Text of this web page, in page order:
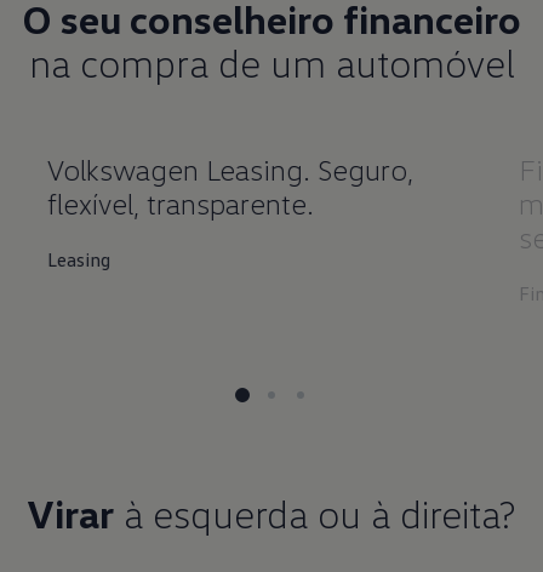
O seu conselheiro financeiro
na compra de um automóvel
Volkswagen Leasing. Seguro,
flexível, transparente.
Leasing
Virar